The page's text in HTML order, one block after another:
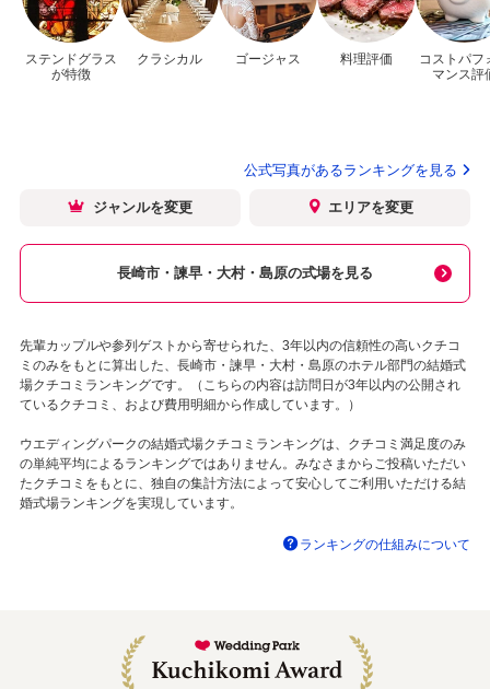
ステンドグラス
が特徴
クラシカル ゴージャス 料理評価
コストパフ
マンス評
公式写真があるランキングを見る
ジャンルを変更 エリアを変更
長崎市・諫早・大村・島原の式場を見る
先輩カップルや参列ゲストから寄せられた、3年以内の信頼性の高いクチコ
ミのみをもとに算出した、長崎市・諫早・大村・島原のホテル部門の結婚式
場クチコミランキングです。（こちらの内容は訪問日が3年以内の公開され
ているクチコミ、および費用明細から作成しています。）
ウエディングパークの結婚式場クチコミランキングは、クチコミ満足度のみ
の単純平均によるランキングではありません。みなさまからご投稿いただい
たクチコミをもとに、独自の集計方法によって安心してご利用いただける結
婚式場ランキングを実現しています。
ランキングの仕組みについて